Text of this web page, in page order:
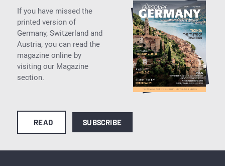
If you have missed the
printed version of
Germany, Switzerland and
Austria, you can read the
magazine online by
visiting our Magazine
section.
READ SUBSCRIBE